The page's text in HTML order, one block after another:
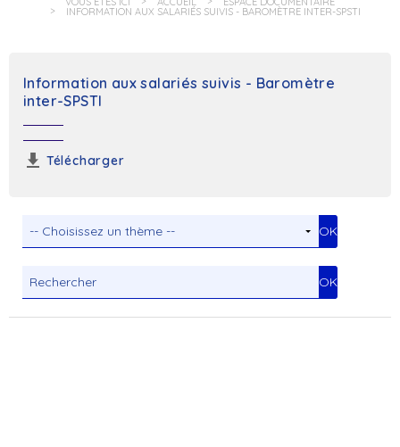
INFORMATION AUX SALARIÉS SUIVIS - BAROMÈTRE INTER-SPSTI
Information aux salariés suivis - Baromètre
inter-SPSTI
Télécharger